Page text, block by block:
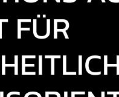
FÜR